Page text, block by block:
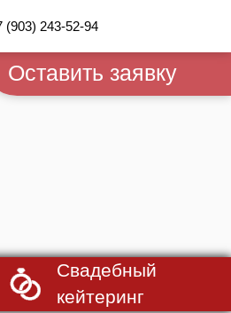
(903) 243-52-94
Оставить заявку
Свадебный
кейтеринг